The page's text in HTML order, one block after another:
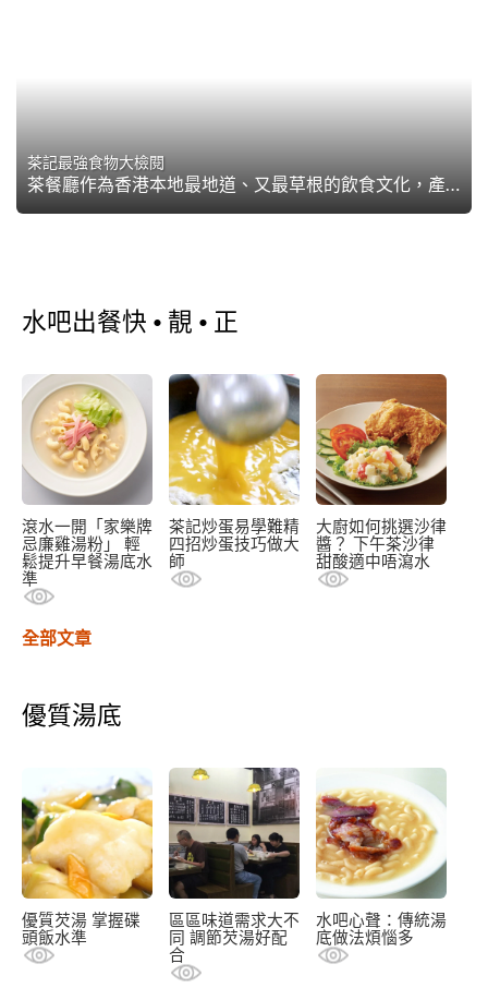
茶記最強食物大檢閱
茶餐廳作為香港本地最地道、又最草根的飲食文化，產出許多別處找不到的港式美食，每一款都有其支持者。身為經營者，必須為自己餐廳尋找最吸引食客的招牌菜，以下就為大家細數茶記最強吸引力的菜式，助大家設計最強餐牌。
水吧出餐快 • 靚 • 正
滾水一開「家樂牌
忌廉雞湯粉」 輕
鬆提升早餐湯底水
準
茶記炒蛋易學難精
四招炒蛋技巧做大
師
大廚如何挑選沙律
醬？ 下午茶沙律
甜酸適中唔瀉水
全部文章
優質湯底
優質芡湯 掌握碟
頭飯水準
區區味道需求大不
同 調節芡湯好配
合
水吧心聲：傳統湯
底做法煩惱多